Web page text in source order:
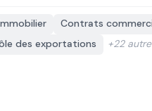
Contrats
des exportations
+22